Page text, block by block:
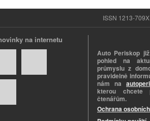
ISSN 1213-
na internetu
Auto Periskop
pohled na
průmyslu z
pravidelně
nám na
kterou chcete
čtenářům.
Ochrana